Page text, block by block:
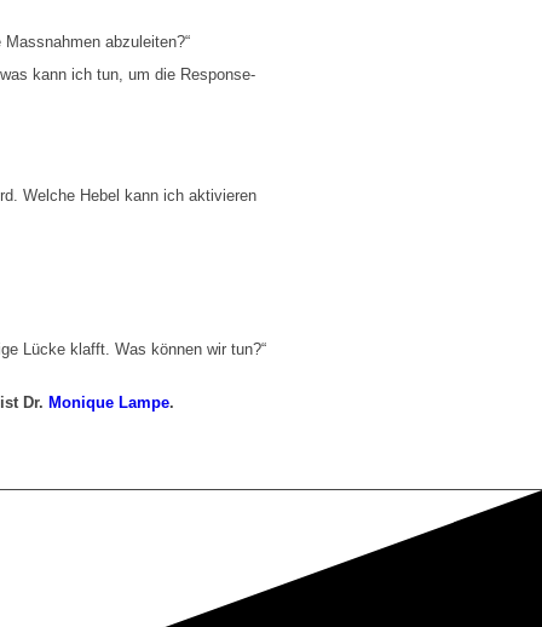
abzuleiten?“
kann ich tun, um die Response-
Welche Hebel kann ich aktivieren
Lücke klafft. Was können wir tun?“
Dr. Monique Lampe.